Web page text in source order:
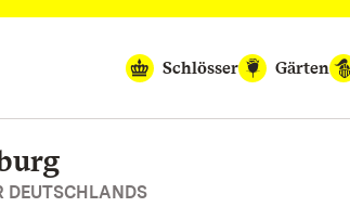
Schlösser
Gärten
DEUTSCHLANDS